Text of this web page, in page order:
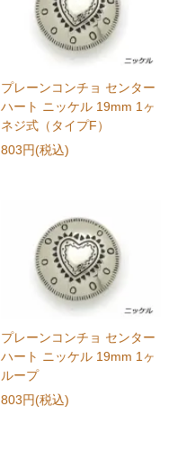
プレーンコンチョ センター
ハート ニッケル 19mm 1ヶ
ネジ式（タイプF）
803円(税込)
プレーンコンチョ センター
ハート ニッケル 19mm 1ヶ
ループ
803円(税込)